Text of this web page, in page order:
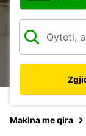
Makina me qira